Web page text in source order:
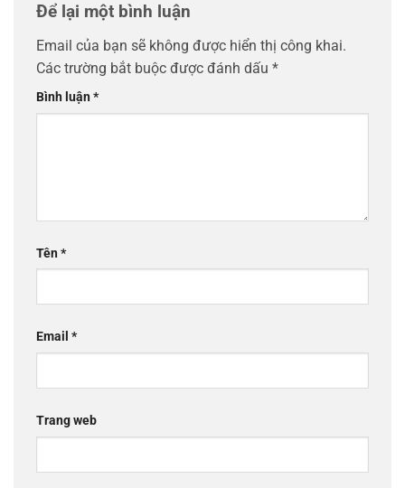
Để lại một bình luận
Email của bạn sẽ không được hiển thị công khai.
Các trường bắt buộc được đánh dấu *
Bình luận*
Tên*
Email *
Trang web